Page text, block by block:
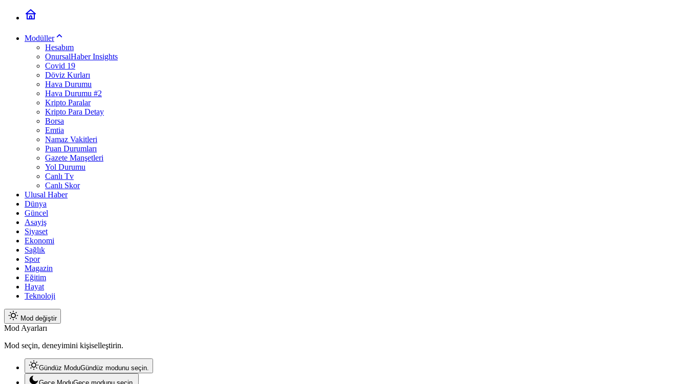
Modüller
Hesabım
OnursalHaber Insights
Covid 19
Döviz Kurları
Hava Durumu
Hava Durumu #2
Kripto Paralar
Kripto Para Detay
Borsa
Emtia
Namaz Vakitleri
Puan Durumları
Gazete Manşetleri
Yol Durumu
Canlı Tv
Canlı Skor
Ulusal Haber
Dünya
Güncel
Asayiş
Siyaset
Ekonomi
Sağlık
Spor
Magazin
Eğitim
Hayat
Teknoloji
Mod değiştir
Mod Ayarları
Mod seçin, deneyimini kişiselleştirin.
Gündüz ModuGündüz modunu seçin.